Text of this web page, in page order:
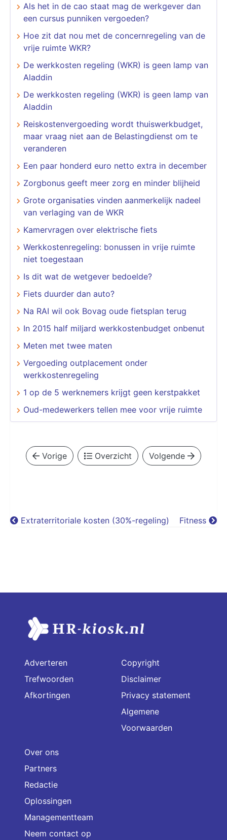
Als het in de cao staat mag de werkgever dan
een cursus punniken vergoeden?
Hoe zit dat nou met de concernregeling van de
vrije ruimte WKR?
De werkkosten regeling (WKR) is geen lamp van
Aladdin
De werkkosten regeling (WKR) is geen lamp van
Aladdin
Reiskostenvergoeding wordt thuiswerkbudget,
maar vraag niet aan de Belastingdienst om te
veranderen
Een paar honderd euro netto extra in december
Zorgbonus geeft meer zorg en minder blijheid
Grote organisaties vinden aanmerkelijk nadeel
van verlaging van de WKR
Kamervragen over elektrische fiets
Werkkostenregeling: bonussen in vrije ruimte
niet toegestaan
Is dit wat de wetgever bedoelde?
Fiets duurder dan auto?
Na RAI wil ook Bovag oude fietsplan terug
In 2015 half miljard werkkostenbudget onbenut
Meten met twee maten
Vergoeding outplacement onder
werkkostenregeling
1 op de 5 werknemers krijgt geen kerstpakket
Oud-medewerkers tellen mee voor vrije ruimte
Vorige Overzicht Volgende
Extraterritoriale kosten (30%-regeling) Fitness
Adverteren
Trefwoorden
Afkortingen
Copyright
Disclaimer
Privacy statement
Algemene
Voorwaarden
Over ons
Partners
Redactie
Oplossingen
Managementteam
Neem contact op